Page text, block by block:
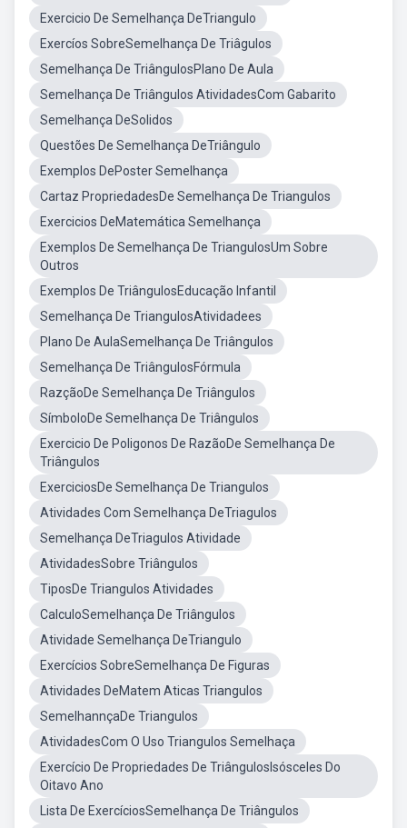
Exercicio De Semelhança DeTriangulo
Exercíos SobreSemelhança De Triâgulos
Semelhança De TriângulosPlano De Aula
Semelhança De Triângulos AtividadesCom Gabarito
Semelhança DeSolidos
Questões De Semelhança DeTriângulo
Exemplos DePoster Semelhança
Cartaz PropriedadesDe Semelhança De Triangulos
Exercicios DeMatemática Semelhança
Exemplos De Semelhança De TriangulosUm Sobre
Outros
Exemplos De TriângulosEducação Infantil
Semelhança De TriangulosAtividadees
Plano De AulaSemelhança De Triângulos
Semelhança De TriângulosFórmula
RazçãoDe Semelhança De Triângulos
SímboloDe Semelhança De Triângulos
Exercicio De Poligonos De RazãoDe Semelhança De
Triângulos
ExerciciosDe Semelhança De Triangulos
Atividades Com Semelhança DeTriagulos
Semelhança DeTriagulos Atividade
AtividadesSobre Triângulos
TiposDe Triangulos Atividades
CalculoSemelhança De Triângulos
Atividade Semelhança DeTriangulo
Exercícios SobreSemelhança De Figuras
Atividades DeMatem Aticas Triangulos
SemelhannçaDe Triangulos
AtividadesCom O Uso Triangulos Semelhaça
Exercício De Propriedades De TriângulosIsósceles Do
Oitavo Ano
Lista De ExercíciosSemelhança De Triângulos